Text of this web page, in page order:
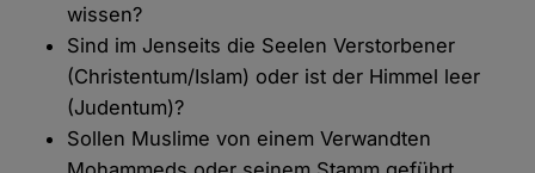
wissen?
Sind im Jenseits die Seelen Verstorbener
(Christentum/Islam) oder ist der Himmel leer
(Judentum)?
Sollen Muslime von einem Verwandten